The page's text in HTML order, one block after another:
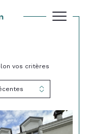
vos critères